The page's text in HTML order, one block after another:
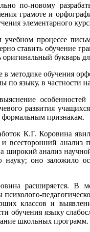
по-новому
грамоте и
элементарного
процессе
ставить обучение
букварь
обучения
по языку, в частности
развития
формальным признакам.
К.Г. Коровина
анализ
широкий анализ
оно заложило
расширяется. В
классов и
обучения языку
школьных программ.